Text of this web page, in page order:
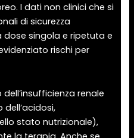
I dati non clinici che si
di sicurezza
singola e ripetuta e
rischi per
renale
stato nutrizionale),